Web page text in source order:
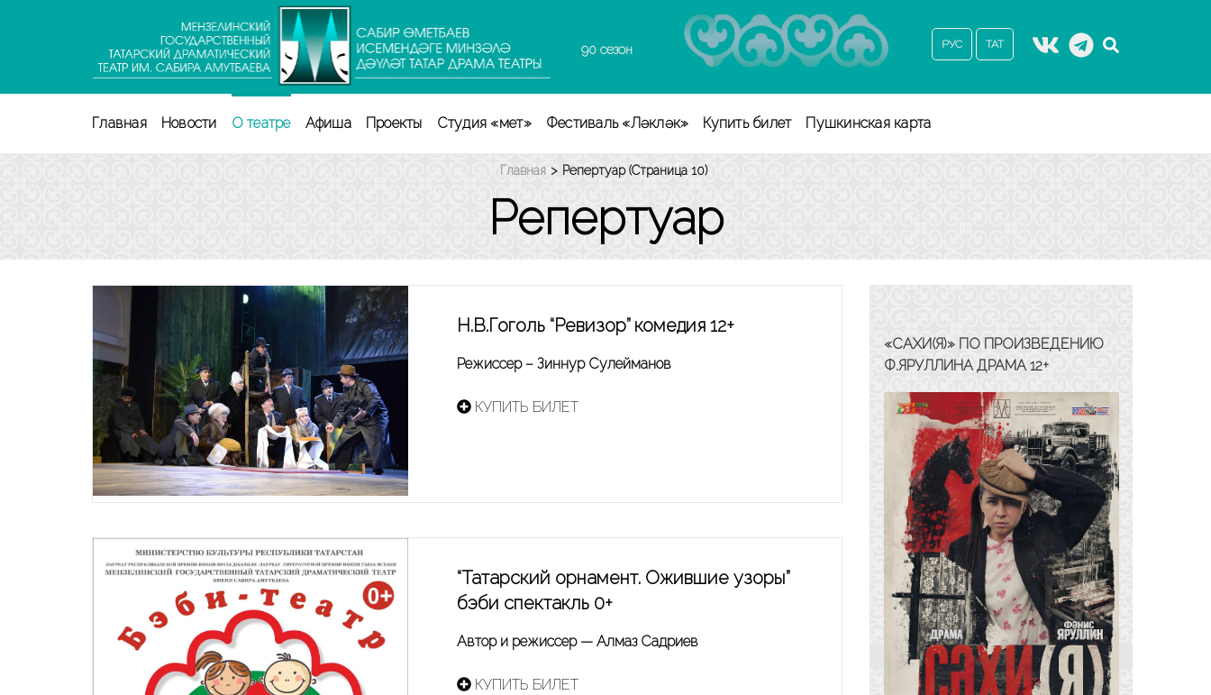
Enter)
90 сезон РУС ТАТ
Главная Новости О театре Афиша Проекты Студия «Өмет» Фестиваль «Ләкләк» Купить билет Пушкинская карта
Главная > Репертуар(Страница 10)
Репертуар
Н.В.Гоголь “Ревизор” комедия 12+
Режиссер – Зиннур Сулейманов
КУПИТЬ БИЛЕТ
“Татарский орнамент. Ожившие узоры”
бэби спектакль 0+
Автор и режиссер — Алмаз Садриев
КУПИТЬ БИЛЕТ
«САХИ(Я)» ПО ПРОИЗВЕДЕНИЮ
Ф.ЯРУЛЛИНА ДРАМА 12+